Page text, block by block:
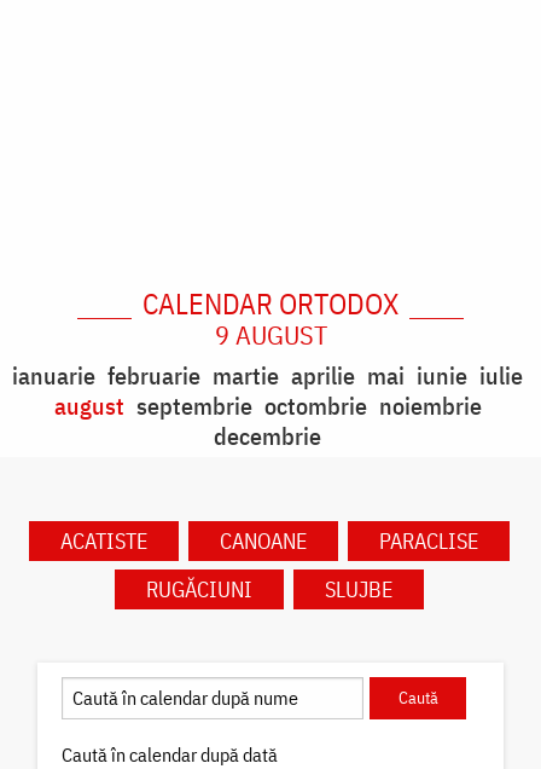
CALENDAR ORTODOX
9 AUGUST
ianuarie februarie martie aprilie mai iunie iulie
august septembrie octombrie noiembrie
decembrie
ACATISTE CANOANE
PARACLISE
RUGĂCIUNI
SLUJBE
Caută în calendar după dată